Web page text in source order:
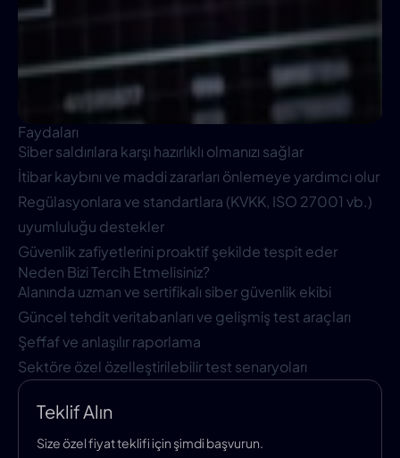
Faydaları
Siber saldırılara karşı hazırlıklı olmanızı sağlar
İtibar kaybını ve maddi zararları önlemeye yardımcı olur
Regülasyonlara ve standartlara (KVKK, ISO 27001 vb.)
uyumluluğu destekler
Güvenlik zafiyetlerini proaktif şekilde tespit eder
Neden Bizi Tercih Etmelisiniz?
Alanında uzman ve sertifikalı siber güvenlik ekibi
Güncel tehdit veritabanları ve gelişmiş test araçları
Şeffaf ve anlaşılır raporlama
Sektöre özel özelleştirilebilir test senaryoları
Teklif Alın
Size özel fiyat teklifi için şimdi başvurun.